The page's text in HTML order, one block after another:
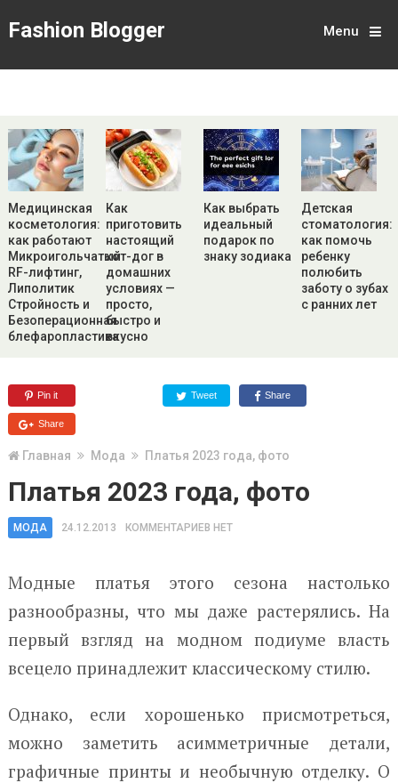
Fashion Blogger Menu
Медицинская
косметология:
как работают
Микроигольчатый
RF-лифтинг,
Липолитик
Стройность и
Безоперационная
блефаропластика
Как
приготовить
настоящий
хот-дог в
домашних
условиях —
просто,
быстро и
вкусно
Как выбрать
идеальный
подарок по
знаку зодиака
Детская
стоматология:
как помочь
ребенку
полюбить
заботу о зубах
с ранних лет
Pin it Tweet Share
Share
Главная Мода Платья 2023 года, фото
Платья 2023 года, фото
МОДА 24.12.2013 КОММЕНТАРИЕВ НЕТ
Модные платья этого сезона настолько
разнообразны, что мы даже растерялись. На
первый взгляд на модном подиуме власть
всецело принадлежит классическому стилю.
Однако, если хорошенько присмотреться,
можно заметить асимметричные детали,
графичные принты и необычную отделку. О